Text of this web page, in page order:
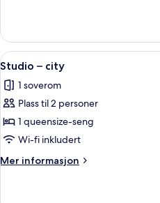
–
city
Åpne
alle
bildene
av
Studio
–
city
8
Studio – city
1 soverom
Plass til 2 personer
1 queensize-seng
Wi-fi inkludert
Mer informasjon
Mer